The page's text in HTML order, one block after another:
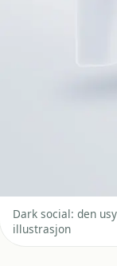
Dark social: den
illustrasjon